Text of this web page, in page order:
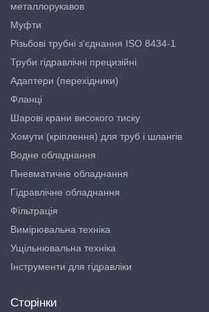
металлорукавов
Муфти
Різьбові трубні з'єднання ISO 8434-1
Труби гідравлічні прецизійні
Адаптери (перехідники)
Фланці
Шарові крани високого тиску
Хомути (кріплення) для труб і шлангів
Водне обладнання
Пневматичне обладнання
Гідравлічне обладнання
Фільтрація
Вимірювальна техніка
Ущільнювальна техніка
Інструменти для гідравліки
Сторінки